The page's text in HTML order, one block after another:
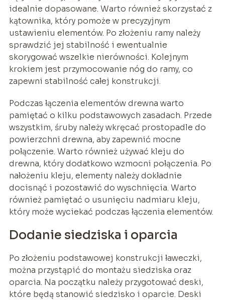
idealnie dopasowane. Warto również skorzystać z
kątownika, który pomoże w precyzyjnym
ustawieniu elementów. Po złożeniu ramy należy
sprawdzić jej stabilność i ewentualnie
skorygować wszelkie nierówności. Kolejnym
krokiem jest przymocowanie nóg do ramy, co
zapewni stabilność całej konstrukcji.
Podczas łączenia elementów drewna warto
pamiętać o kilku podstawowych zasadach. Przede
wszystkim, śruby należy wkręcać prostopadle do
powierzchni drewna, aby zapewnić mocne
połączenie. Warto również używać kleju do
drewna, który dodatkowo wzmocni połączenia. Po
nałożeniu kleju, elementy należy dokładnie
docisnąć i pozostawić do wyschnięcia. Warto
również pamiętać o usunięciu nadmiaru kleju,
który może wyciekać podczas łączenia elementów.
Dodanie siedziska i oparcia
Po złożeniu podstawowej konstrukcji ławeczki,
można przystąpić do montażu siedziska oraz
oparcia. Na początku należy przygotować deski,
które będą stanowić siedzisko i oparcie. Deski